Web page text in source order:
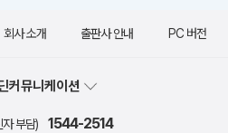
회사 소개 출판사 안내 PC 버전
커뮤니케이션
부담) 1544-2514